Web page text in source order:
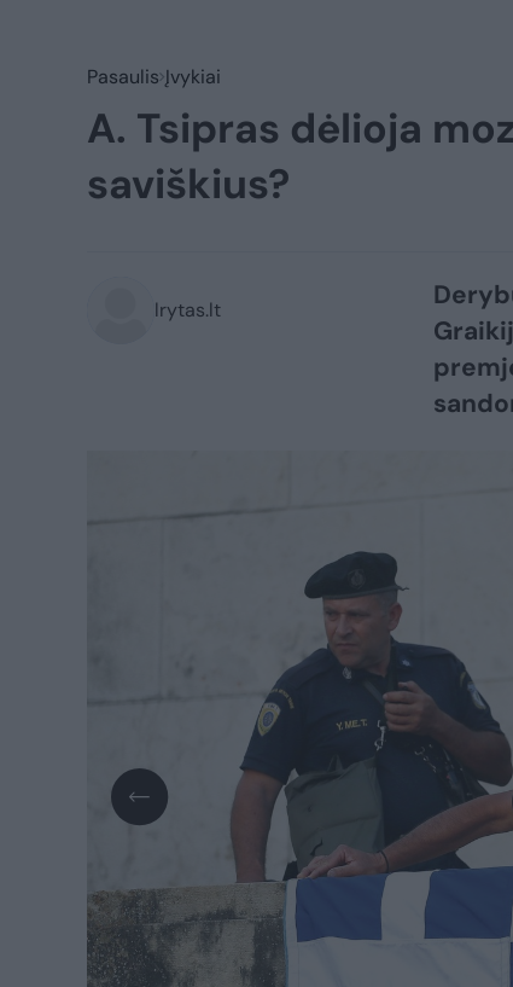
Pasaulis Įvykiai
A. Tsipras dėlioja
saviškius?
lrytas.lt